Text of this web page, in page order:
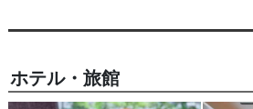
ホテル・旅館